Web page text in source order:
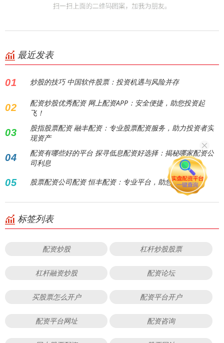
最近发表
01 炒股的技巧 中国软件股票：投资机遇与风险并存
02
配资炒股优秀配资 网上配资APP：安全便捷，助您投资起
飞！
03
股指股票配资 融丰配资：专业股票配资服务，助力投资者实
现资产
04
配资有哪些好的平台 探寻低息配资好选择：揭秘哪家配资公
司利息
05 股票配资公司配资 恒丰配资：专业平台，助您财富增值！
标签列表
配资炒股 杠杆炒股股票
杠杆融资炒股 配资论坛
买股票怎么开户 配资平台开户
配资平台网址 配资咨询